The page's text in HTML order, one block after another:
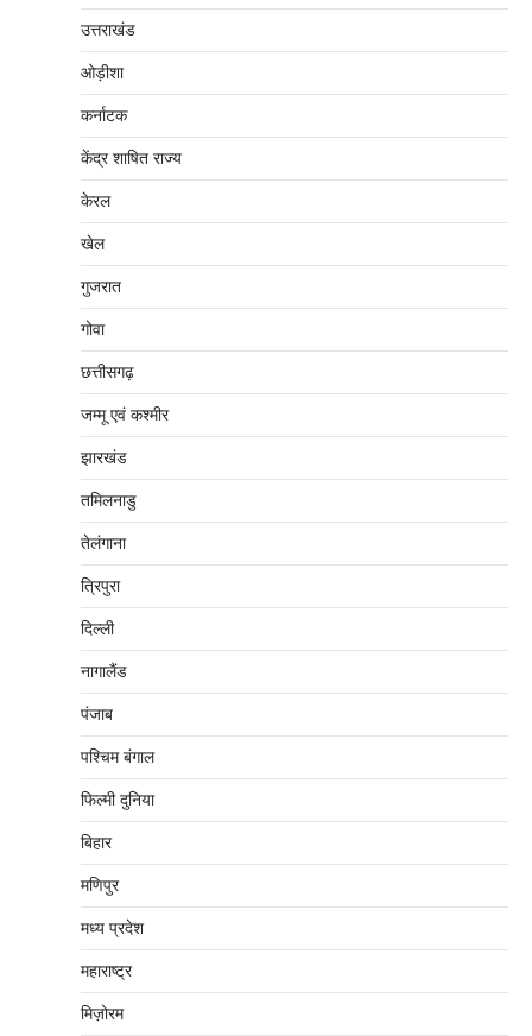
उत्तराखंड
ओड़ीशा
कर्नाटक
केंद्र शाषित राज्य
केरल
खेल
गुजरात
गोवा
छत्तीसगढ़
जम्‍मू एवं कश्‍मीर
झारखंड
तमिलनाडु
तेलंगाना
त्रिपुरा
दिल्‍ली
नागालैंड
पंजाब
पश्चिम बंगाल
फिल्मी दुनिया
बिहार
मणिपुर
मध्‍य प्रदेश
महाराष्‍ट्र
मिज़ोरम